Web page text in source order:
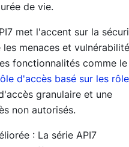
de vie.
met l'accent sur la
menaces et
fonctionnalités comme le
d'accès basé sur les
granulaire et une
non autorisés.
: La série API7